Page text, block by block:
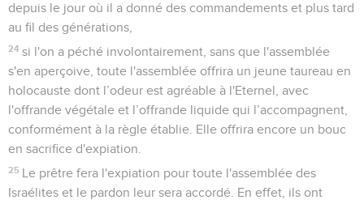
depuis le jour où il a donné des commandements et plus tard
au fil des générations,
24 si l'on a péché involontairement, sans que l'assemblée
s'en aperçoive, toute l'assemblée offrira un jeune taureau en
holocauste dont l’odeur est agréable à l'Eternel, avec
l'offrande végétale et l’offrande liquide qui l’accompagnent,
conformément à la règle établie. Elle offrira encore un bouc
en sacrifice d'expiation.
25 Le prêtre fera l'expiation pour toute l'assemblée des
Israélites et le pardon leur sera accordé. En effet, ils ont